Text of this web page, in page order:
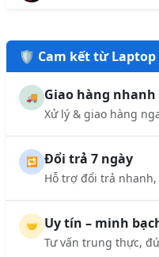
🛡️ Cam kết từ Laptop
🚚 Giao hàng nhanh
Xử lý & giao hàng
🔁 Đổi trả 7 ngày
Hỗ trợ đổi trả
🤝 Uy tín – minh
Tư vấn trung thực,